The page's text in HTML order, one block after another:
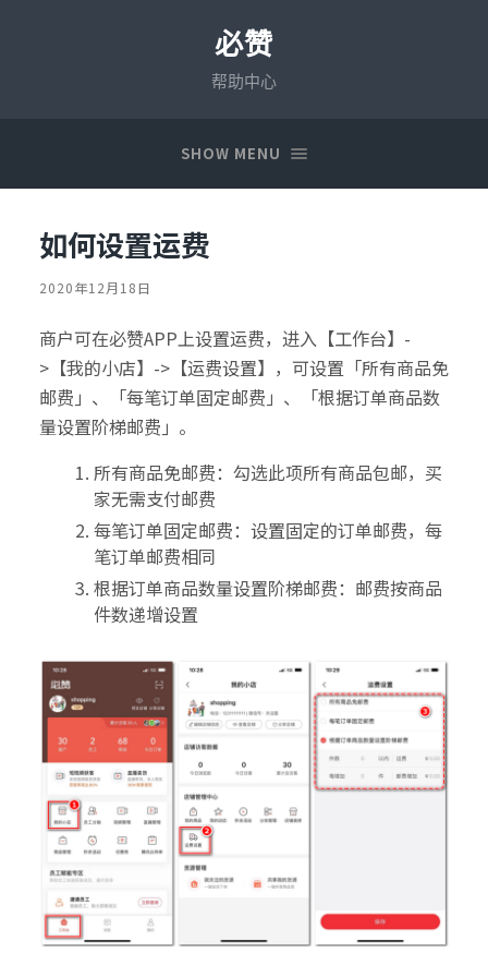
必赞
帮助中心
SHOW MENU
如何设置运费
2020年12月18日
商户可在必赞APP上设置运费，进入【工作台】-
>【我的小店】->【运费设置】，可设置「所有商品免
邮费」、「每笔订单固定邮费」、「根据订单商品数
量设置阶梯邮费」。
所有商品免邮费：勾选此项所有商品包邮，买
家无需支付邮费
每笔订单固定邮费：设置固定的订单邮费，每
笔订单邮费相同
根据订单商品数量设置阶梯邮费：邮费按商品
件数递增设置